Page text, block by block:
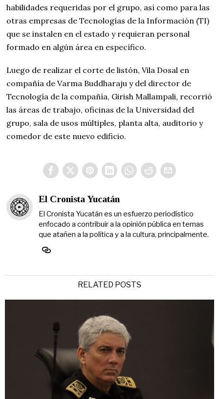
habilidades requeridas por el grupo, así como para las
otras empresas de Tecnologías de la Información (TI)
que se instalen en el estado y requieran personal
formado en algún área en específico.
Luego de realizar el corte de listón, Vila Dosal en
compañía de Varma Buddharaju y del director de
Tecnología de la compañía, Girish Mallampali, recorrió
las áreas de trabajo, oficinas de la Universidad del
grupo, sala de usos múltiples, planta alta, auditorio y
comedor de este nuevo edificio.
El Cronista Yucatán
El Cronista Yucatán es un esfuerzo periodístico
enfocado a contribuir a la opinión pública en temas
que atañen a la política y a la cultura, principalmente.
RELATED POSTS